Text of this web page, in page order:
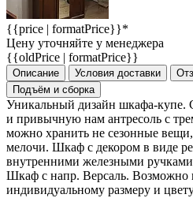
{{price | formatPrice}}*
Цену уточняйте у менеджера
{{oldPrice | formatPrice}}
Описание Условия доставки
Подъём и сборка
Уникальный дизайн шкафа-купе.
и привычную нам антресоль с
можно хранить не сезонные
мелочи. Шкаф с декором в виде
внутренними железными
Шкаф с напр. Версаль. Возможно
индивидуальному размеру и